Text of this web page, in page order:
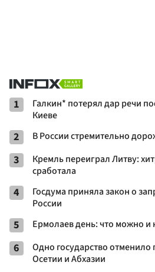
1
Галкин* потерял дар речи
Киеве
2 В России стремительно
3
Кремль переиграл Литву:
сработала
4
Госдума приняла закон о
России
5 Ермолаев день: что можно и
6
Одно государство
Осетии и Абхазии